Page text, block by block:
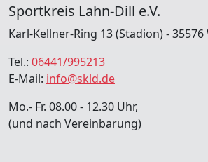
Sportkreis Lahn-Dill e.V.
Karl-Kellner-Ring 13 (Stadion) -
Tel.: 06441/995213
E-Mail: info@skld.de
Mo.- Fr. 08.00 - 12.30 Uhr,
(und nach Vereinbarung)